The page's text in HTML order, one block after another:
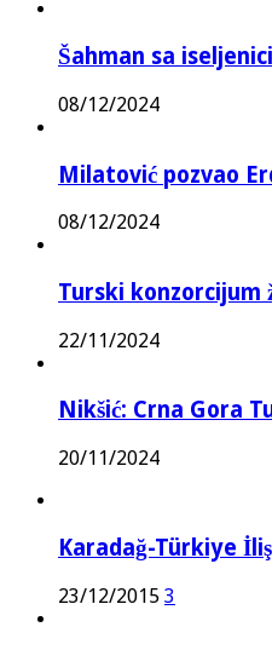
Šahman sa
08/12/2024
Milatović pozvao
08/12/2024
Turski konzorcijum
22/11/2024
Nikšić: Crna Gora
20/11/2024
Karadağ-Türkiye
23/12/2015 3